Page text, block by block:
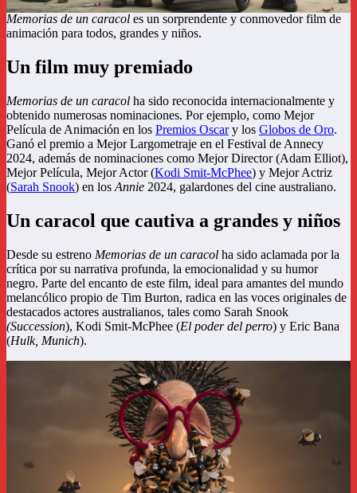
Memorias de un caracol es un sorprendente y conmovedor film de
animación para todos, grandes y niños.
Un film muy premiado
Memorias de un caracol ha sido reconocida internacionalmente y
obtenido numerosas nominaciones. Por ejemplo, como Mejor
Película de Animación en los Premios Oscary los Globos de Oro.
Ganó el premio a Mejor Largometraje en el Festival de Annecy
2024, además de nominaciones como Mejor Director (Adam Elliot),
Mejor Película, Mejor Actor (Kodi Smit-McPhee) y Mejor Actriz
(Sarah Snook) en los Annie 2024, galardones del cine australiano.
Un caracol que cautiva a grandes y niños
Desde su estreno Memorias de un caracol ha sido aclamada por la
crítica por su narrativa profunda, la emocionalidad y su humor
negro. Parte del encanto de este film, ideal para amantes del mundo
melancólico propio de Tim Burton, radica en las voces originales de
destacados actores australianos, tales como Sarah Snook
(Succession), Kodi Smit-McPhee (El poder del perro) y Eric Bana
(Hulk, Munich).